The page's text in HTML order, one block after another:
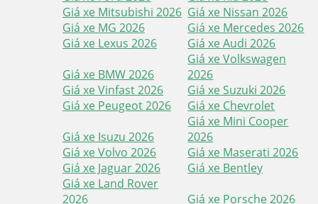
Giá xe Mitsubishi 2026 Giá xe Nissan 2026
Giá xe MG 2026
Giá xe Mercedes 2026
Giá xe Lexus 2026
Giá xe Audi 2026
Giá xe BMW 2026
Giá xe Volkswagen
2026
Giá xe Vinfast 2026
Giá xe Suzuki 2026
Giá xe Peugeot 2026
Giá xe Chevrolet
Giá xe Isuzu 2026
Giá xe Mini Cooper
2026
Giá xe Volvo 2026
Giá xe Maserati 2026
Giá xe Jaguar 2026
Giá xe Bentley
Giá xe Land Rover
2026
Giá xe Porsche 2026